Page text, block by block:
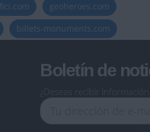
geoheroes.com
billets-monuments.com
Boletín de
¿Deseas recibir